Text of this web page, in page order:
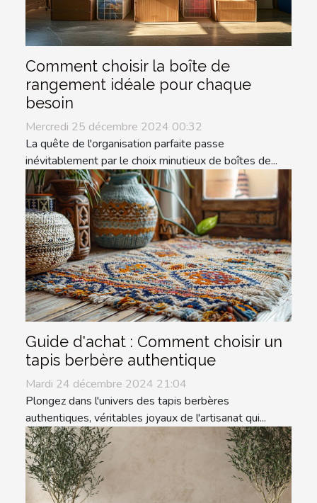
Comment choisir la boîte de
rangement idéale pour chaque
besoin
Mercredi 25 décembre 2024 00:32
La quête de l'organisation parfaite passe
inévitablement par le choix minutieux de boîtes de...
Guide d'achat : Comment choisir un
tapis berbère authentique
Mardi 24 décembre 2024 21:04
Plongez dans l'univers des tapis berbères
authentiques, véritables joyaux de l'artisanat qui...